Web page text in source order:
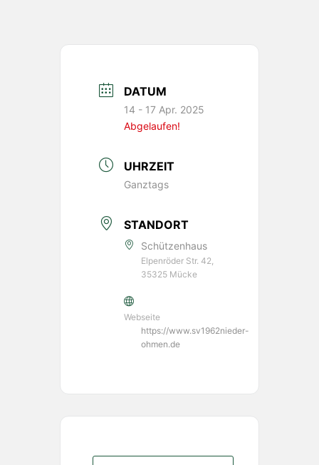
DATUM
14 - 17 Apr. 2025
Abgelaufen!
UHRZEIT
Ganztags
STANDORT
Schützenhaus
Elpenröder Str. 42,
35325 Mücke
Webseite
https://www.sv1962nieder-
ohmen.de